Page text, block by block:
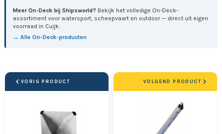
Meer On-Deck bij Shipsworld? Bekijk het volledige On-Deck-
assortiment voor watersport, scheepvaart en outdoor — direct uit eigen
voorraad in Cuijk.
→ Alle On-Deck-producten
VORIG PRODUCT VOLGEND PRODUCT